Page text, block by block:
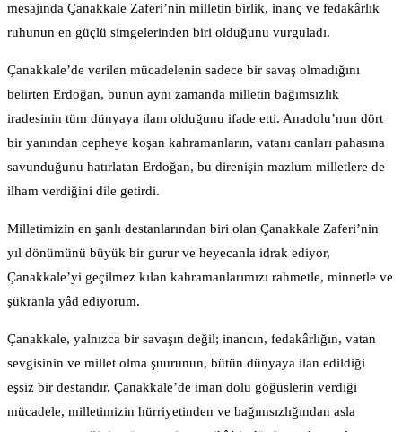
mesajında Çanakkale Zaferi’nin milletin birlik, inanç ve fedakârlık
ruhunun en güçlü simgelerinden biri olduğunu vurguladı.
Çanakkale’de verilen mücadelenin sadece bir savaş olmadığını
belirten Erdoğan, bunun aynı zamanda milletin bağımsızlık
iradesinin tüm dünyaya ilanı olduğunu ifade etti. Anadolu’nun dört
bir yanından cepheye koşan kahramanların, vatanı canları pahasına
savunduğunu hatırlatan Erdoğan, bu direnişin mazlum milletlere de
ilham verdiğini dile getirdi.
Milletimizin en şanlı destanlarından biri olan Çanakkale Zaferi’nin
yıl dönümünü büyük bir gurur ve heyecanla idrak ediyor,
Çanakkale’yi geçilmez kılan kahramanlarımızı rahmetle, minnetle ve
şükranla yâd ediyorum.
Çanakkale, yalnızca bir savaşın değil; inancın, fedakârlığın, vatan
sevgisinin ve millet olma şuurunun, bütün dünyaya ilan edildiği
eşsiz bir destandır. Çanakkale’de iman dolu göğüslerin verdiği
mücadele, milletimizin hürriyetinden ve bağımsızlığından asla